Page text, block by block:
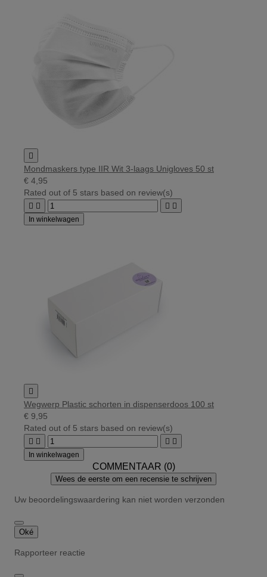

Mondmaskers type IIR Wit 3-laags Unigloves 50 st
€ 4,95
Rated out of 5 stars based on review(s)
   
In winkelwagen

Wegwerp Plastic schorten in dispenserdoos 100 st
€ 9,95
Rated out of 5 stars based on review(s)
   
In winkelwagen
COMMENTAAR (0)
Wees de eerste om een recensie te schrijven
Uw beoordelingswaardering kan niet worden verzonden
Oké
Rapporteer reactie